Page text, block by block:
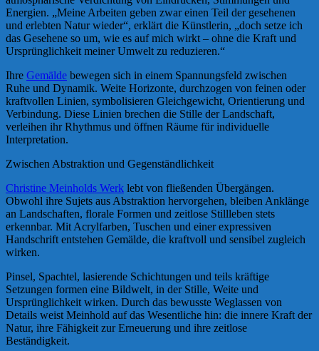
Energien. „Meine Arbeiten geben zwar einen Teil der gesehenen
und erlebten Natur wieder“, erklärt die Künstlerin, „doch setze ich
das Gesehene so um, wie es auf mich wirkt – ohne die Kraft und
Ursprünglichkeit meiner Umwelt zu reduzieren.“
Ihre Gemälde bewegen sich in einem Spannungsfeld zwischen
Ruhe und Dynamik. Weite Horizonte, durchzogen von feinen oder
kraftvollen Linien, symbolisieren Gleichgewicht, Orientierung und
Verbindung. Diese Linien brechen die Stille der Landschaft,
verleihen ihr Rhythmus und öffnen Räume für individuelle
Interpretation.
Zwischen Abstraktion und Gegenständlichkeit
Christine Meinholds Werk lebt von fließenden Übergängen.
Obwohl ihre Sujets aus Abstraktion hervorgehen, bleiben Anklänge
an Landschaften, florale Formen und zeitlose Stillleben stets
erkennbar. Mit Acrylfarben, Tuschen und einer expressiven
Handschrift entstehen Gemälde, die kraftvoll und sensibel zugleich
wirken.
Pinsel, Spachtel, lasierende Schichtungen und teils kräftige
Setzungen formen eine Bildwelt, in der Stille, Weite und
Ursprünglichkeit wirken. Durch das bewusste Weglassen von
Details weist Meinhold auf das Wesentliche hin: die innere Kraft der
Natur, ihre Fähigkeit zur Erneuerung und ihre zeitlose
Beständigkeit.